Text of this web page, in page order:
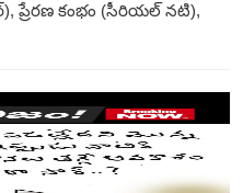
ప్రేరణ కంభం (సీరియల్ నటి),